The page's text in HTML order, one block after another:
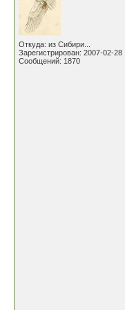
Откуда: из Сибири...
Зарегистрирован: 2007-02-28
Сообщений: 1870